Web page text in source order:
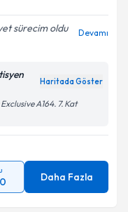
sürecim oldu
Devamı
Haritada Göster
A164. 7. Kat
Daha Fazla